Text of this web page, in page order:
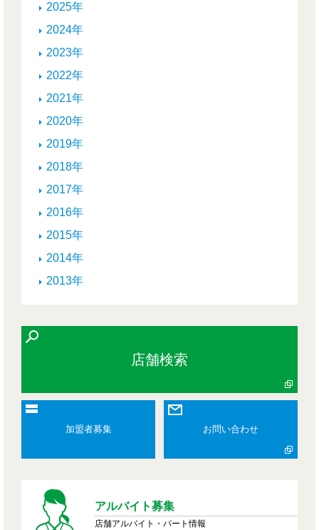
2025年
2024年
2023年
2022年
2021年
2020年
2019年
2018年
2017年
2016年
2015年
2014年
2013年
店舗検索
加盟者募集 お問い合わせ
アルバイト募集
店舗アルバイト・パート情報